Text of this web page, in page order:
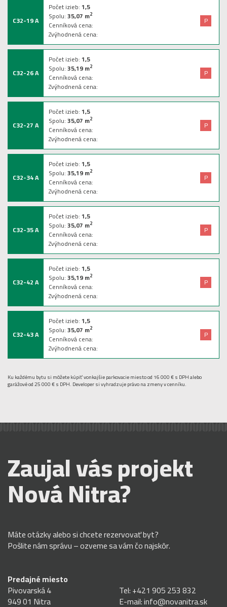
C32-19 A
Počet izieb:1,5
Spolu:35,07 m2
Cenníková cena:
Zvýhodnená cena:
P
C32-26 A
Počet izieb:1,5
Spolu:35,19m2
Cenníková cena:
Zvýhodnená cena:
P
C32-27 A
Počet izieb:1,5
Spolu:35,07 m2
Cenníková cena:
Zvýhodnená cena:
P
C32-34 A
Počet izieb:1,5
Spolu:35,19m2
Cenníková cena:
Zvýhodnená cena:
P
C32-35 A
Počet izieb:1,5
Spolu:35,07 m2
Cenníková cena:
Zvýhodnená cena:
P
C32-42 A
Počet izieb:1,5
Spolu:35,19m2
Cenníková cena:
Zvýhodnená cena:
P
C32-43 A
Počet izieb:1,5
Spolu:35,07 m2
Cenníková cena:
Zvýhodnená cena:
P
Ku každému bytu si môžete kúpiť vonkajšie parkovacie miesto od 16 000 € s DPH alebo
garážové od 25 000 € s DPH. Developer si vyhradzuje právo na zmeny v cenníku.
Zaujal vás projekt
Nová Nitra?
Máte otázky alebo si chcete rezervovať byt?
Pošlite nám správu – ozveme sa vám čo najskôr.
Predajné miesto
Pivovarská 4
949 01 Nitra
Tel:+421 905 253 832
E-mail:info@novanitra.sk